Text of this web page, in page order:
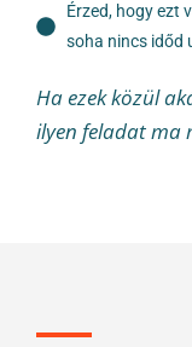
Érzed, hogy ezt
soha nincs időd
Ha ezek közül
ilyen feladat ma